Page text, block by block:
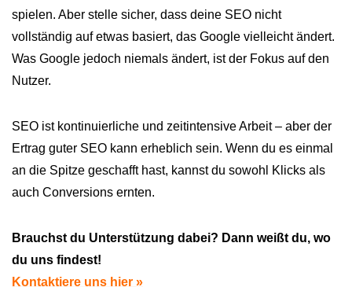
spielen. Aber stelle sicher, dass deine SEO nicht
vollständig auf etwas basiert, das Google vielleicht ändert.
Was Google jedoch niemals ändert, ist der Fokus auf den
Nutzer.
SEO ist kontinuierliche und zeitintensive Arbeit – aber der
Ertrag guter SEO kann erheblich sein. Wenn du es einmal
an die Spitze geschafft hast, kannst du sowohl Klicks als
auch Conversions ernten.
Brauchst du Unterstützung dabei? Dann weißt du, wo
du uns findest!
Kontaktiere uns hier »